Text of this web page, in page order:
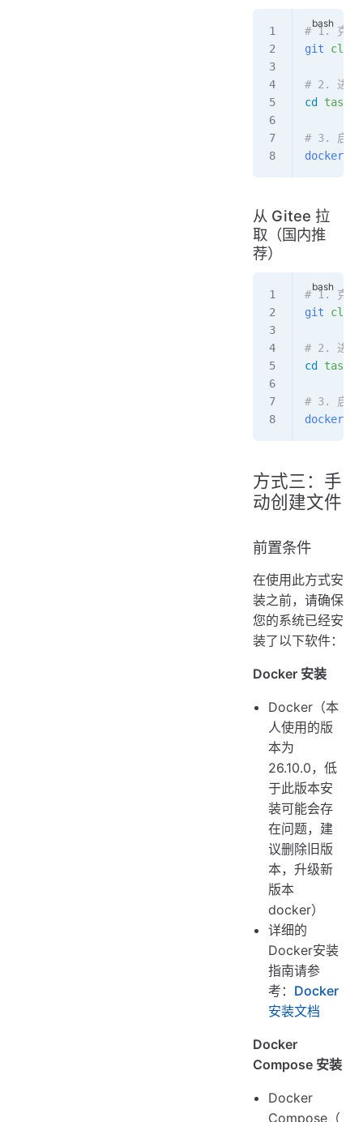
# 1. 克隆
git clone
# 2. 进入
cd
# 3. 启动
docker-
从 Gitee 拉
取（国内推
荐）
# 1. 克隆
git clone
# 2. 进入
cd
# 3. 启动
docker-
方式三：手
动创建文件
前置条件
在使用此方式安
装之前，请确保
您的系统已经安
装了以下软件：
Docker 安装
Docker（本
人使用的版
本为
26.10.0，低
于此版本安
装可能会存
在问题，建
议删除旧版
本，升级新
版本
docker）
详细的
Docker安装
指南请参
考： Docker
安装文档
Docker
Compose 安装
Docker
Compose（